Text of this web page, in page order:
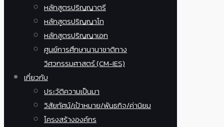
หลักสูตรปริญญาตรี
หลักสูตรปริญญาโท
หลักสูตรปริญญาเอก
ศูนย์การศึกษานานาชาติทาง
วิศวกรรมศาสตร์ (CM-IES)
เกี่ยวกับ
ประวัติความเป็นมา
วิสัยทัศน์/เป้าหมาย/พันธกิจ/ค่านิยม
โครงสร้างองค์กร